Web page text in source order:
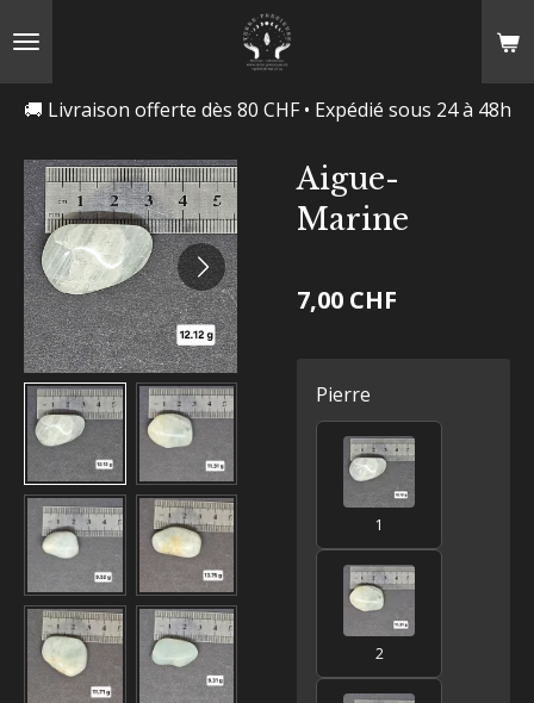
🚚 Livraison offerte dès 80 CHF • Expédié sous 24 à 48h
Aigue-
Marine
7,00 CHF
Pierre
1
2